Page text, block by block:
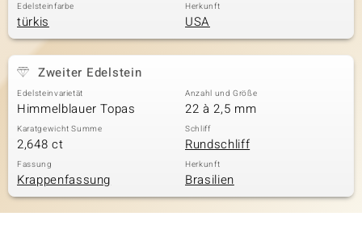
Edelsteinfarbe
türkis
Herkunft
USA
Zweiter Edelstein
Edelsteinvarietät
Himmelblauer Topas
Anzahl und Größe
22 à 2,5 mm
Karatgewicht Summe
2,648 ct
Schliff
Rundschliff
Fassung
Krappenfassung
Herkunft
Brasilien